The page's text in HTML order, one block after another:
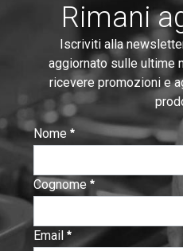
Rimani
Iscriviti alla
aggiornato sulle ultime
ricevere promozioni e
Nome
:
0/ 280
Cognome
:
0/ 280
Email
:
0/ 280